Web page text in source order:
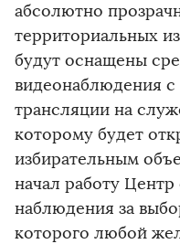
абсолютно
территориальных
будут оснащены
видеонаблюдения
трансляции на
которому будет
избирательным
начал работу
наблюдения за
которого любой